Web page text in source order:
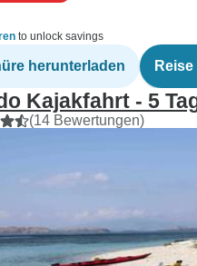
to unlock savings
herunterladen
Kajakfahrt - 5
(14 Bewertungen)